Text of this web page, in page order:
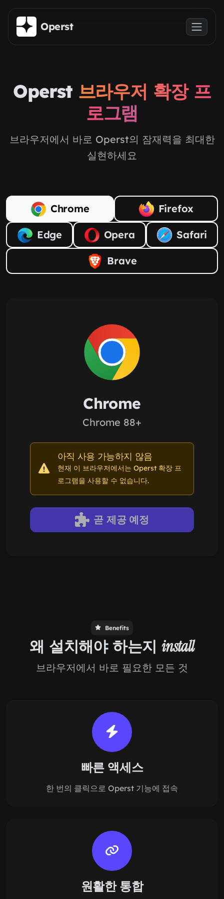
주요 콘텐츠로 건너뛰기
Operst
Operst 브라우저 확장 프
로그램
브라우저에서 바로 Operst의 잠재력을 최대한
실현하세요
Chrome Firefox
Edge Opera Safari
Brave
Chrome
Chrome 88+
아직 사용 가능하지 않음
현재 이 브라우저에서는 Operst 확장 프
로그램을 사용할 수 없습니다.
곧 제공 예정
Benefits
왜 설치해야 하는지 install
브라우저에서 바로 필요한 모든 것
빠른 액세스
한 번의 클릭으로 Operst 기능에 접속
원활한 통합